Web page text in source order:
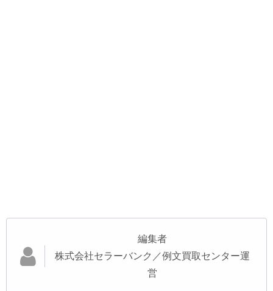
編集者
株式会社セラーバンク／例文買取センター運
営